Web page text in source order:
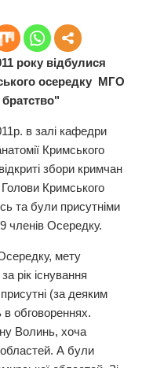
року відбулися
осередку МГО
в залі кафедри
Кримського
збори кримчан
Кримського
та були присутніми
членів Осередку.
мету
рік існування
(за деяким
обговореннях.
Волинь, хоча
областей. А були